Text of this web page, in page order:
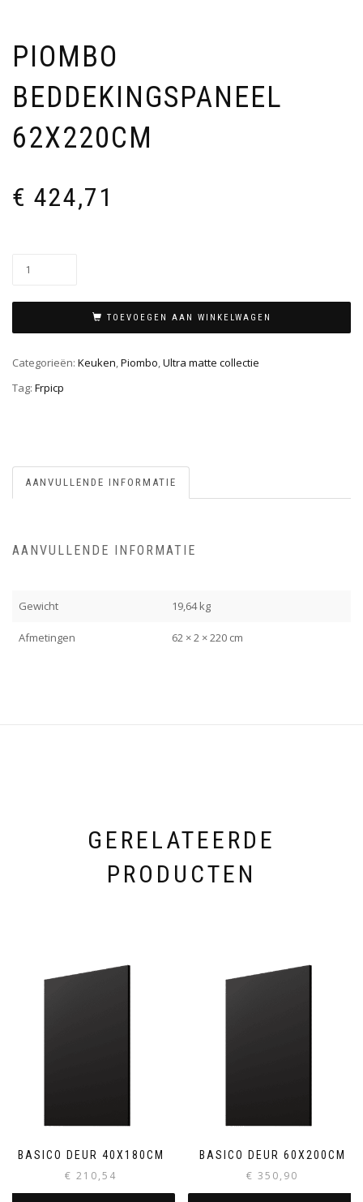
PIOMBO
BEDDEKINGSPANEEL
62X220CM
€ 424,71
TOEVOEGEN AAN WINKELWAGEN
Categorieën: Keuken,Piombo,Ultra matte collectie
Tag: Frpicp
AANVULLENDE INFORMATIE
AANVULLENDE INFORMATIE
Gewicht 19,64 kg
Afmetingen 62 × 2 × 220 cm
GERELATEERDE
PRODUCTEN
BASICO DEUR 40X180CM
€ 210,54
BASICO DEUR 60X200CM
€ 350,90